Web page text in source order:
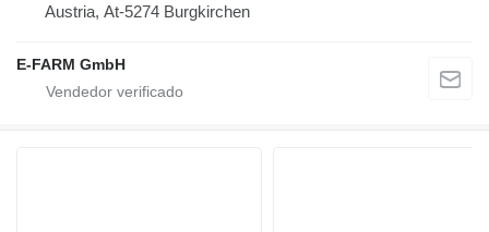
Austria, At-5274 Burgkirchen
E-FARM GmbH